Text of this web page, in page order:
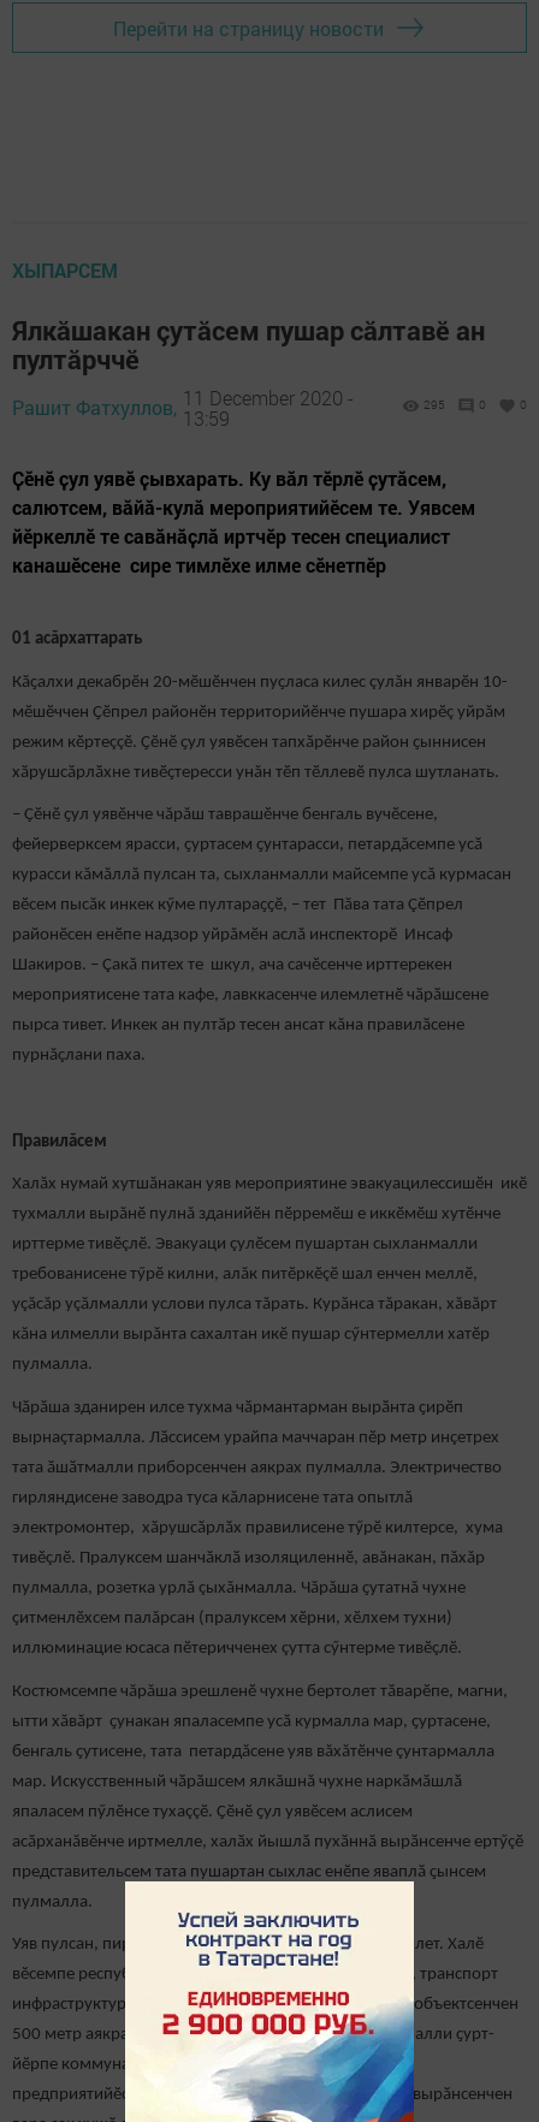
Перейти на страницу новости
ХЫПАРСЕМ
Ялкăшакан çутăсем пушар сăлтавӗ ан
пултăрччӗ
Рашит Фатхуллов, 11 December 2020 -
13:59
295 0 0
Ҫӗнӗ ҫул уявӗ ҫывхарать. Ку вăл тӗрлӗ ҫутӑсем,
салютсем, вӑйӑ-кулӑ мероприятийӗсем те. Уявсем
йӗркеллӗ те савӑнӑҫлӑ иртчӗр тесен специалист
канашӗсене сире тимлӗхе илме сӗнетпӗр
01 асăрхаттарать
Кӑҫалхи декабрӗн 20-мӗшӗнчен пуҫласа килес çулăн январӗн 10-
мӗшӗччен Ҫӗпрел районӗн территорийӗнче пушара хирӗç уйрăм
режим кӗртеççӗ. Ҫӗнӗ ҫул уявӗсен тапхӑрӗнче район ҫыннисен
хӑрушсӑрлӑхне тивӗҫтересси унăн тӗп тӗллевӗ пулса шутланать.
– Ҫӗнӗ ҫул уявӗнче чăрăш таврашӗнче бенгаль вучӗсене,
фейерверксем ярасси, ҫуртасем ҫунтарасси, петардăсемпе усӑ
курасси кăмăллă пулсан та, сыхланмалли майсемпе усă курмасан
вӗсем пысăк инкек кӳме пултараҫҫӗ, – тет Пăва тата Çӗпрел
районӗсен енӗпе надзор уйрăмӗн аслă инспекторӗ Инсаф
Шакиров. – Çакă питех те шкул, ача сачӗсенче ирттерекен
мероприятисене тата кафе, лавккасенче илемлетнӗ чӑрӑшсене
пырса тивет. Инкек ан пултӑр тесен ансат кăна правилӑсене
пурнăçлани паха.
Правилăсем
Халăх нумай хутшăнакан уяв мероприятине эвакуацилессишӗн икӗ
тухмалли вырăнӗ пулнă зданийӗн пӗрремӗш е иккӗмӗш хутӗнче
ирттерме тивӗçлӗ. Эвакуаци çулӗсем пушартан сыхланмалли
требованисене тӳрӗ килни, алăк питӗркӗçӗ шал енчен меллӗ,
уçăсăр уçăлмалли услови пулса тăрать. Курăнса тăракан, хăвăрт
кăна илмелли вырăнта сахалтан икӗ пушар сӳнтермелли хатӗр
пулмалла.
Чӑрӑша зданирен илсе тухма чӑрмантарман вырӑнта ҫирӗп
вырнаçтармалла. Лӑссисем урайпа маччаран пӗр метр инçетрех
тата ӑшӑтмалли приборсенчен аякрах пулмалла. Электричество
гирляндисене заводра туса кăларнисене тата опытлă
электромонтер, хӑрушсӑрлӑх правилисене тӳрӗ килтерсе, хума
тивӗçлӗ. Пралуксем шанчӑклӑ изоляциленнӗ, авăнакан, пăхăр
пулмалла, розетка урлă çыхăнмалла. Чăрăша ҫутатнă чухне
çитменлӗхсем палăрсан (пралуксем хӗрни, хӗлхем тухни)
иллюминацие юсаса пӗтеричченех çутта сӳнтерме тивӗçлӗ.
Костюмсемпе чăрăша эрешленӗ чухне бертолет тӑварӗпе, магни,
ытти хăвăрт ҫунакан япаласемпе усӑ курмалла мар, ҫуртасене,
бенгаль ҫутисене, тата петардăсене уяв вăхăтӗнче çунтармалла
мар. Искусственный чӑрӑшсем ялкăшнă чухне наркӑмӑшлӑ
япаласем пӳлӗнсе тухаççӗ. Ҫӗнӗ ҫул уявӗсем аслисем
асӑрханăвӗнче иртмелле, халӑх йышлӑ пухӑннă вырӑнсенче ертӳçӗ
представительсем тата пушартан сыхлас енӗпе яваплӑ ҫынсем
пулмалла.
Уяв пулсан, пиротехника хатӗрӗсемпе те усӑ курас килет. Халӗ
вӗсемпе республикăн промышленность комплексӗн, транспорт
инфраструктури, хутмалли энергипе тивӗҫтермелли объектсенчен
500 метр аякра кӑна усӑ курма ирӗк параççӗ. Пурӑнмалли ҫурт-
йӗрпе коммуналлӑ хуҫалӑх объекчӗсем, ял хуҫалӑх
предприятийӗсем вырнаçнă тата çын нумай çӳрекен вырӑнсенчен